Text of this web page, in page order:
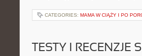
CATEGORIES: MAMA W CIĄŻY I PO
TESTY I RECENZJE